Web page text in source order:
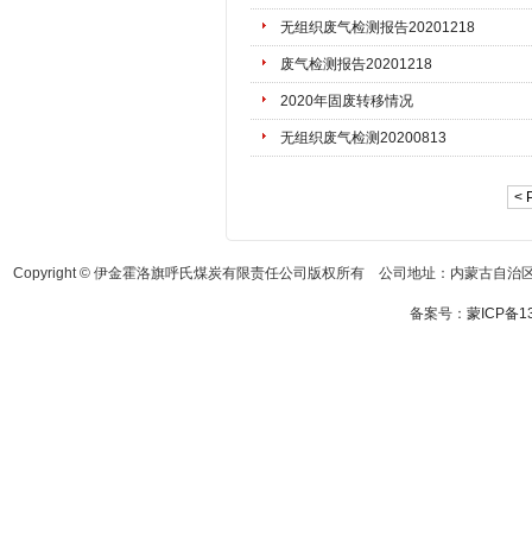
无组织废气检测报告20201218
废气检测报告20201218
2020年固废转移情况
无组织废气检测20200813
<
Copyright © 伊金霍洛旗呼氏煤炭有限责任公司版权所有 公司地址：内蒙古自
备案号： 蒙ICP备